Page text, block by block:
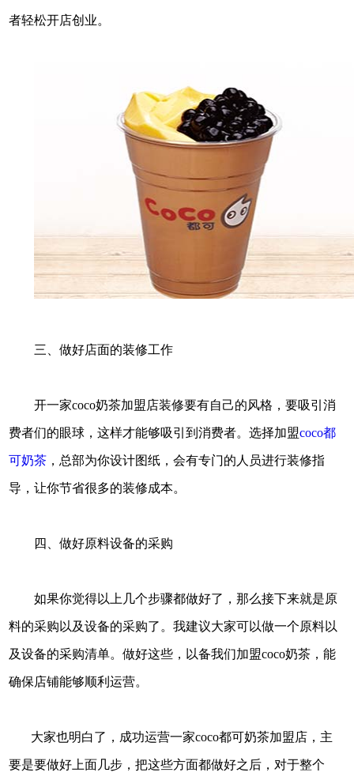
者轻松开店创业。
三、做好店面的装修工作
开一家coco奶茶加盟店装修要有自己的风格，要吸引消
费者们的眼球，这样才能够吸引到消费者。选择加盟coco都
可奶茶 ，总部为你设计图纸，会有专门的人员进行装修指
导，让你节省很多的装修成本。
四、做好原料设备的采购
如果你觉得以上几个步骤都做好了，那么接下来就是原
料的采购以及设备的采购了。我建议大家可以做一个原料以
及设备的采购清单。做好这些，以备我们加盟coco奶茶，能
确保店铺能够顺利运营。
大家也明白了，成功运营一家coco都可奶茶加盟店，主
要是要做好上面几步，把这些方面都做好之后，对于整个